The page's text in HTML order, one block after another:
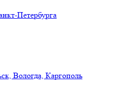
Петербурга
Вологда, Каргополь